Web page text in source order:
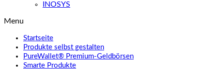
INOSYS
Menu
Startseite
Produkte selbst gestalten
PureWallet® Premium-Geldbörsen
Smarte Produkte